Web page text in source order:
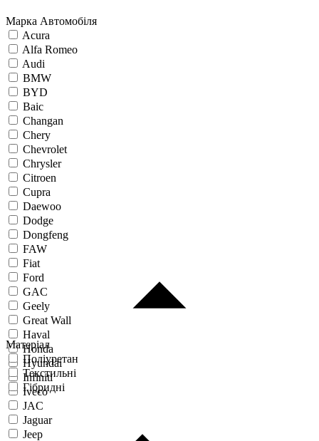
Марка Автомобіля
Acura
Alfa Romeo
Audi
BMW
BYD
Baic
Changan
Chery
Chevrolet
Chrysler
Citroen
Cupra
Daewoo
Dodge
Dongfeng
FAW
Fiat
Ford
GAC
Geely
Great Wall
Haval
Honda
Hyundai
Infiniti
Iveco
JAC
Jaguar
Jeep
Матеріал
Поліуретан
Текстильні
Гібридні